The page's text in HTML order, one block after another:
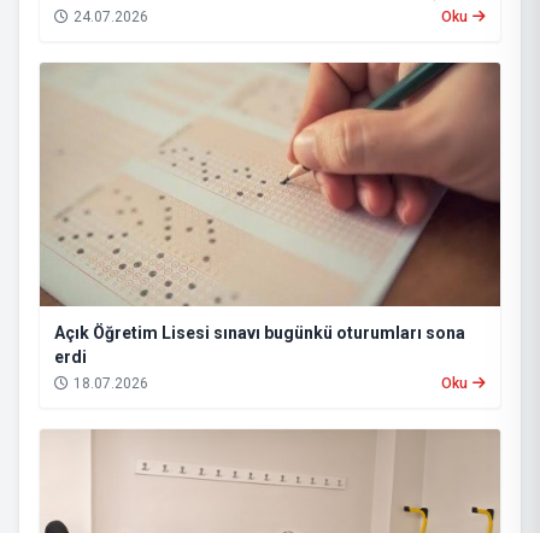
24.07.2026 Oku
Açık Öğretim Lisesi sınavı bugünkü oturumları sona
erdi
18.07.2026 Oku